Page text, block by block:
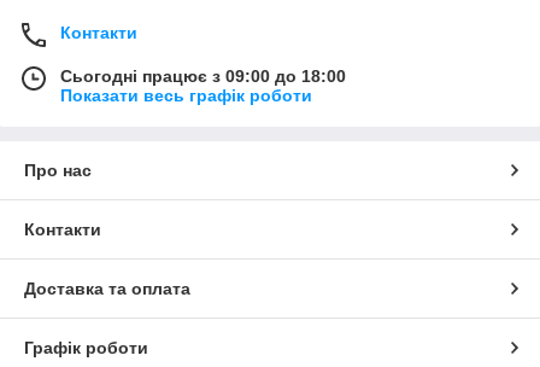
Контакти
Сьогодні працює з 09:00 до 18:00
Показати весь графік роботи
Про нас
Контакти
Доставка та оплата
Графік роботи